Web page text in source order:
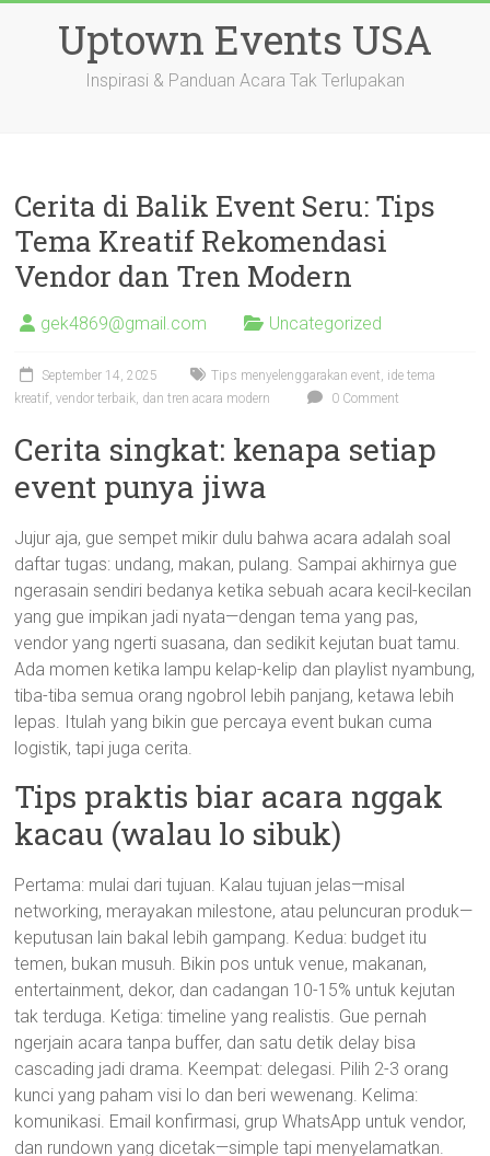
Uptown Events USA
Inspirasi & Panduan Acara Tak Terlupakan
Cerita di Balik Event Seru: Tips
Tema Kreatif Rekomendasi
Vendor dan Tren Modern
gek4869@gmail.com Uncategorized
September 14, 2025
Tips menyelenggarakan event, ide tema
kreatif, vendor terbaik, dan tren acara modern
0 Comment
Cerita singkat: kenapa setiap
event punya jiwa
Jujur aja, gue sempet mikir dulu bahwa acara adalah soal
daftar tugas: undang, makan, pulang. Sampai akhirnya gue
ngerasain sendiri bedanya ketika sebuah acara kecil-kecilan
yang gue impikan jadi nyata—dengan tema yang pas,
vendor yang ngerti suasana, dan sedikit kejutan buat tamu.
Ada momen ketika lampu kelap-kelip dan playlist nyambung,
tiba-tiba semua orang ngobrol lebih panjang, ketawa lebih
lepas. Itulah yang bikin gue percaya event bukan cuma
logistik, tapi juga cerita.
Tips praktis biar acara nggak
kacau (walau lo sibuk)
Pertama: mulai dari tujuan. Kalau tujuan jelas—misal
networking, merayakan milestone, atau peluncuran produk—
keputusan lain bakal lebih gampang. Kedua: budget itu
temen, bukan musuh. Bikin pos untuk venue, makanan,
entertainment, dekor, dan cadangan 10-15% untuk kejutan
tak terduga. Ketiga: timeline yang realistis. Gue pernah
ngerjain acara tanpa buffer, dan satu detik delay bisa
cascading jadi drama. Keempat: delegasi. Pilih 2-3 orang
kunci yang paham visi lo dan beri wewenang. Kelima:
komunikasi. Email konfirmasi, grup WhatsApp untuk vendor,
dan rundown yang dicetak—simple tapi menyelamatkan.